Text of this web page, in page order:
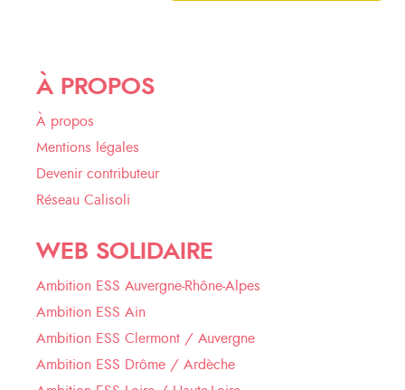
À PROPOS
À propos
Mentions légales
Devenir contributeur
Réseau Calisoli
WEB SOLIDAIRE
Ambition ESS Auvergne-Rhône-Alpes
Ambition ESS Ain
Ambition ESS Clermont / Auvergne
Ambition ESS Drôme / Ardèche